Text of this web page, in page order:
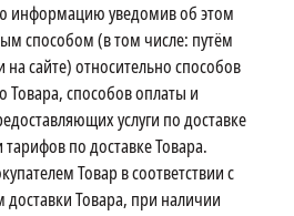
информацию уведомив об этом
способом (в том числе: путём
сайте) относительно способов
Товара, способов оплаты и
услуги по доставке
по доставке Товара.
Товар в соответствии с
Товара, при наличии